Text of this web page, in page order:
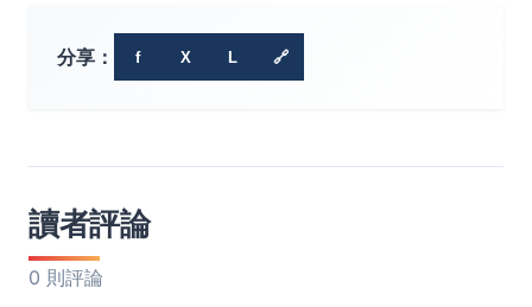
分享： f X L 🔗
讀者評論
0 則評論